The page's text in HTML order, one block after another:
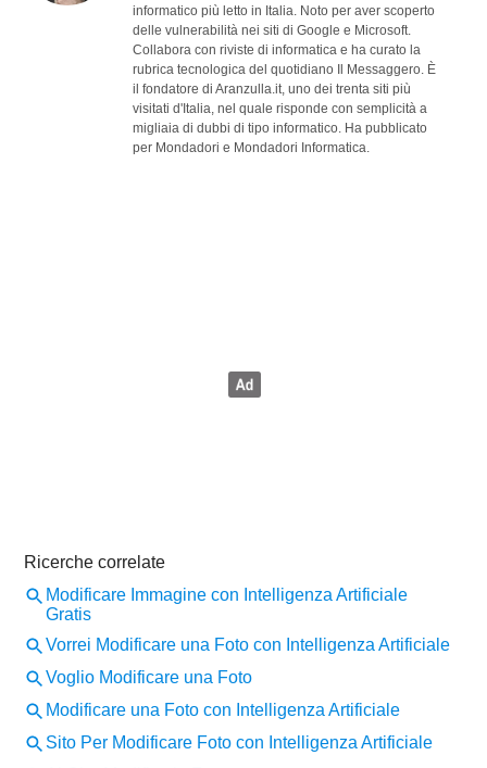
informatico più letto in Italia. Noto per aver scoperto
delle vulnerabilità nei siti di Google e Microsoft.
Collabora con riviste di informatica e ha curato la
rubrica tecnologica del quotidiano Il Messaggero. È
il fondatore di Aranzulla.it, uno dei trenta siti più
visitati d'Italia, nel quale risponde con semplicità a
migliaia di dubbi di tipo informatico. Ha pubblicato
per Mondadori e Mondadori Informatica.